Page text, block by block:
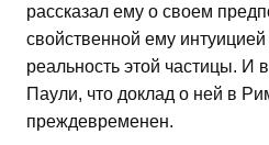
рассказал ему о своем
свойственной ему
реальность этой частицы. И
Паули, что доклад о ней в
преждевременен.